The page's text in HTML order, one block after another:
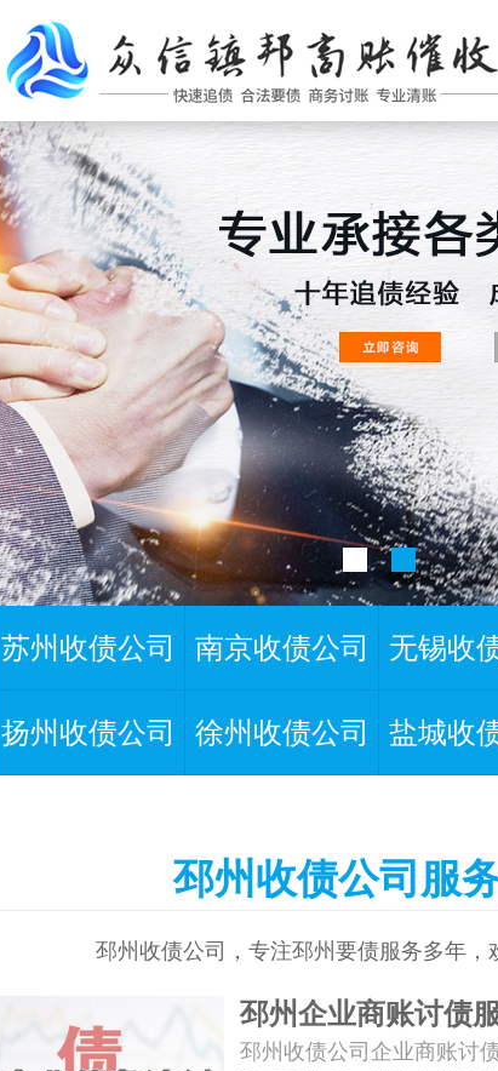
苏州收债公司 南京收债公司 无锡收
扬州收债公司 徐州收债公司 盐城收
邳州收债公司服
邳州收债公司，专注邳州要债服务多年，
邳州企业商账讨债
邳州收债公司企业商账讨